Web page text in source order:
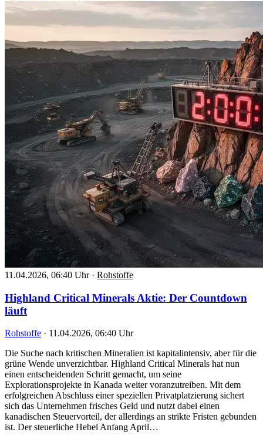
11.04.2026, 06:40 Uhr · Rohstoffe
Highland Critical Minerals Aktie: Der Countdown
läuft
Rohstoffe · 11.04.2026, 06:40 Uhr
Die Suche nach kritischen Mineralien ist kapitalintensiv, aber für die
grüne Wende unverzichtbar. Highland Critical Minerals hat nun
einen entscheidenden Schritt gemacht, um seine
Explorationsprojekte in Kanada weiter voranzutreiben. Mit dem
erfolgreichen Abschluss einer speziellen Privatplatzierung sichert
sich das Unternehmen frisches Geld und nutzt dabei einen
kanadischen Steuervorteil, der allerdings an strikte Fristen gebunden
ist. Der steuerliche Hebel Anfang April…